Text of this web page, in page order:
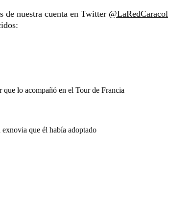
de nuestra cuenta en Twitter @LaRedCaracol
lo acompañó en el Tour de Francia
que él había adoptado